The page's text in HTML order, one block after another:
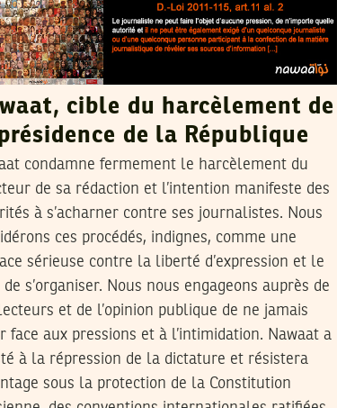
cible du harcèlement de
de la République
condamne fermement le harcèlement du
de sa rédaction et l’intention manifeste des
à s’acharner contre ses journalistes. Nous
ces procédés, indignes, comme une
sérieuse contre la liberté d’expression et le
s’organiser. Nous nous engageons auprès de
et de l’opinion publique de ne jamais
face aux pressions et à l’intimidation. Nawaat a
à la répression de la dictature et résistera
sous la protection de la Constitution